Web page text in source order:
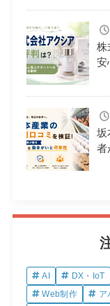
株
安
坂
者
AI DX・IoT
Web制作
ア